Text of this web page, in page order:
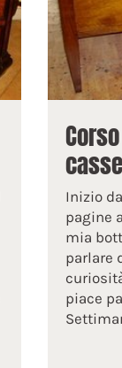
Inizio
pagine
mia
parlare
piace